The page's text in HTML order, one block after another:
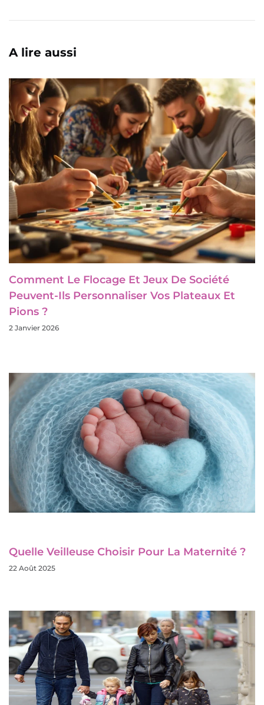
A lire aussi
Comment Le Flocage Et Jeux De Société
Peuvent-Ils Personnaliser Vos Plateaux Et
Pions ?
2 Janvier 2026
Quelle Veilleuse Choisir Pour La Maternité ?
22 Août 2025